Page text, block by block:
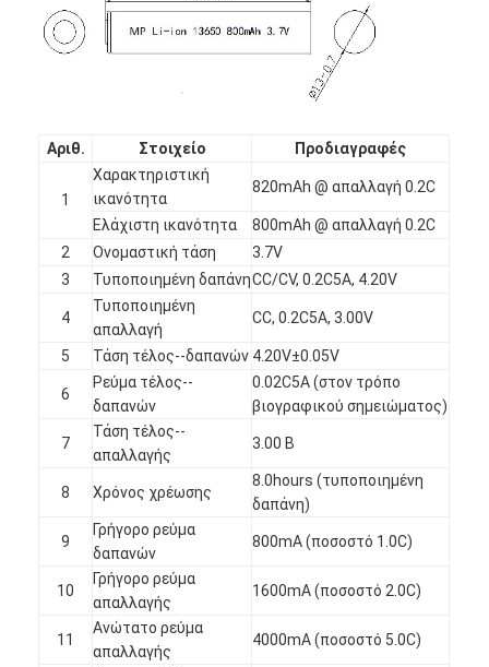
Σπίτι
Προϊόντα
Περίπου εμείς
Αριθ. Στοιχείο Προδιαγραφές
1
Χαρακτηριστική
ικανότητα
820mAh @ απαλλαγή 0.2C
Ελάχιστη ικανότητα
800mAh @ απαλλαγή 0.2C
2
Ονομαστική τάση
3.7V
3
Τυποποιημένη δαπάνηCC/CV, 0.2C5A, 4.20V
4
Τυποποιημένη
απαλλαγή
CC, 0.2C5A, 3.00V
5 Τάση τέλος--δαπανών 4.20V±0.05V
6
Ρεύμα τέλος--
δαπανών
0.02C5A (στον τρόπο
βιογραφικού σημειώματος)
7
Τάση τέλος--
απαλλαγής
3.00 Β
8 Χρόνος χρέωσης
8.0hours (τυποποιημένη
δαπάνη)
9
Γρήγορο ρεύμα
δαπανών
800mA (ποσοστό 1.0C)
10
Γρήγορο ρεύμα
απαλλαγής
1600mA (ποσοστό 2.0C)
11
Ανώτατο ρεύμα
απαλλαγής
4000mA (ποσοστό 5.0C)